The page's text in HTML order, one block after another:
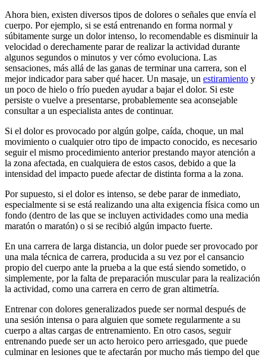
Ahora bien, existen diversos tipos de dolores o señales que envía el
cuerpo. Por ejemplo, si se está entrenando en forma normal y
súbitamente surge un dolor intenso, lo recomendable es disminuir la
velocidad o derechamente parar de realizar la actividad durante
algunos segundos o minutos y ver cómo evoluciona. Las
sensaciones, más allá de las ganas de terminar una carrera, son el
mejor indicador para saber qué hacer. Un masaje, un estiramiento y
un poco de hielo o frío pueden ayudar a bajar el dolor. Si este
persiste o vuelve a presentarse, probablemente sea aconsejable
consultar a un especialista antes de continuar.
Si el dolor es provocado por algún golpe, caída, choque, un mal
movimiento o cualquier otro tipo de impacto conocido, es necesario
seguir el mismo procedimiento anterior prestando mayor atención a
la zona afectada, en cualquiera de estos casos, debido a que la
intensidad del impacto puede afectar de distinta forma a la zona.
Por supuesto, si el dolor es intenso, se debe parar de inmediato,
especialmente si se está realizando una alta exigencia física como un
fondo (dentro de las que se incluyen actividades como una media
maratón o maratón) o si se recibió algún impacto fuerte.
En una carrera de larga distancia, un dolor puede ser provocado por
una mala técnica de carrera, producida a su vez por el cansancio
propio del cuerpo ante la prueba a la que está siendo sometido, o
simplemente, por la falta de preparación muscular para la realización
la actividad, como una carrera en cerro de gran altimetría.
Entrenar con dolores generalizados puede ser normal después de
una sesión intensa o para alguien que somete regularmente a su
cuerpo a altas cargas de entrenamiento. En otro casos, seguir
entrenando puede ser un acto heroico pero arriesgado, que puede
culminar en lesiones que te afectarán por mucho más tiempo del que